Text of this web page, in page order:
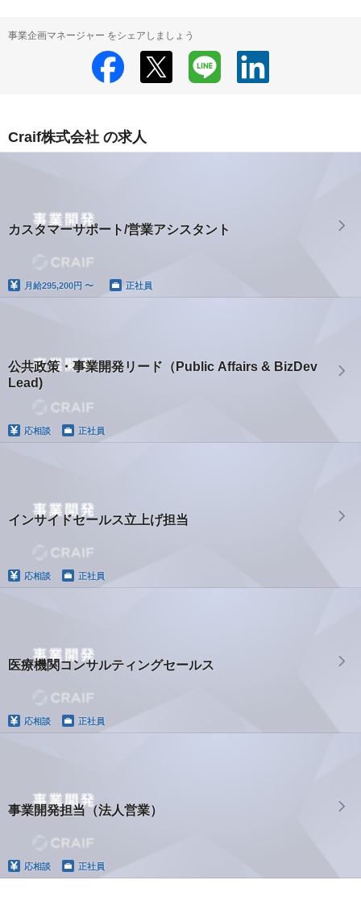
事業企画マネージャー をシェアしましょう
Craif株式会社 の求人
カスタマーサポート/営業アシスタント
月給295,200円 〜 正社員
公共政策・事業開発リード（Public Affairs & BizDev
Lead)
応相談 正社員
インサイドセールス立上げ担当
応相談 正社員
医療機関コンサルティングセールス
応相談 正社員
事業開発担当（法人営業）
応相談 正社員